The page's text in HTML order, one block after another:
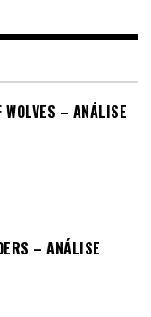
– ANÁLISE
– ANÁLISE